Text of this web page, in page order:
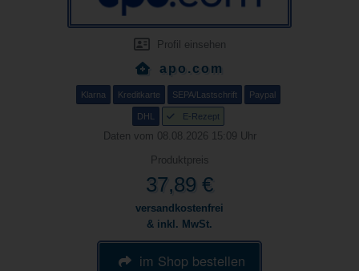
Profil einsehen
apo.com
Klarna Kreditkarte SEPA/Lastschrift Paypal
DHL E-Rezept
Daten vom 08.08.2026 15:09 Uhr
Produktpreis
37,89 €
versandkostenfrei
& inkl. MwSt.
im Shop bestellen